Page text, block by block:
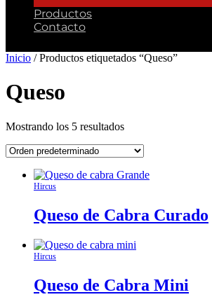
Productos
Contacto
Inicio / Productos etiquetados “Queso”
Queso
Mostrando los 5 resultados
Hircus
Queso de Cabra Curado
Hircus
Queso de Cabra Mini